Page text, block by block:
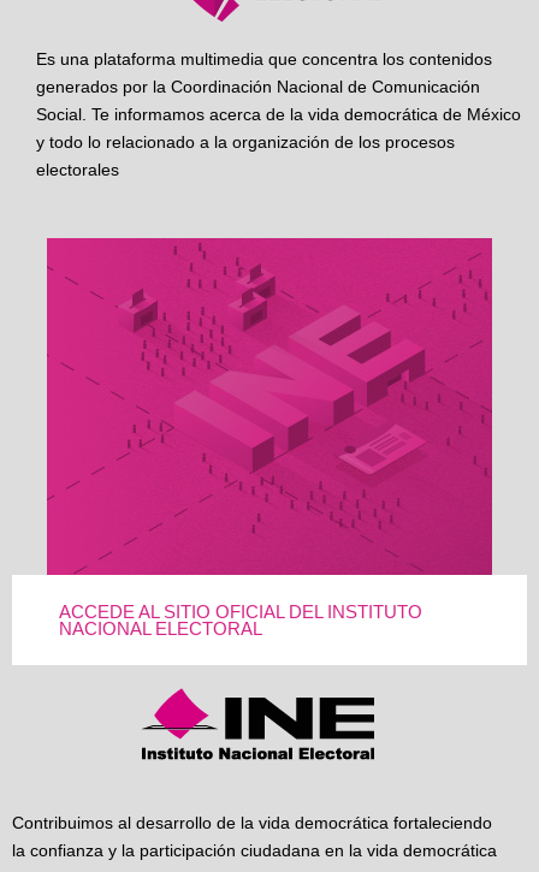
Es una plataforma multimedia que concentra los contenidos
generados por la Coordinación Nacional de Comunicación
Social. Te informamos acerca de la vida democrática de México
y todo lo relacionado a la organización de los procesos
electorales
ACCEDE AL SITIO OFICIAL DEL INSTITUTO
NACIONAL ELECTORAL
Contribuimos al desarrollo de la vida democrática fortaleciendo
la confianza y la participación ciudadana en la vida democrática